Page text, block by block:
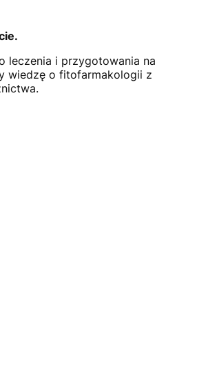
leczenia i przygotowania na
wiedzę o fitofarmakologii z